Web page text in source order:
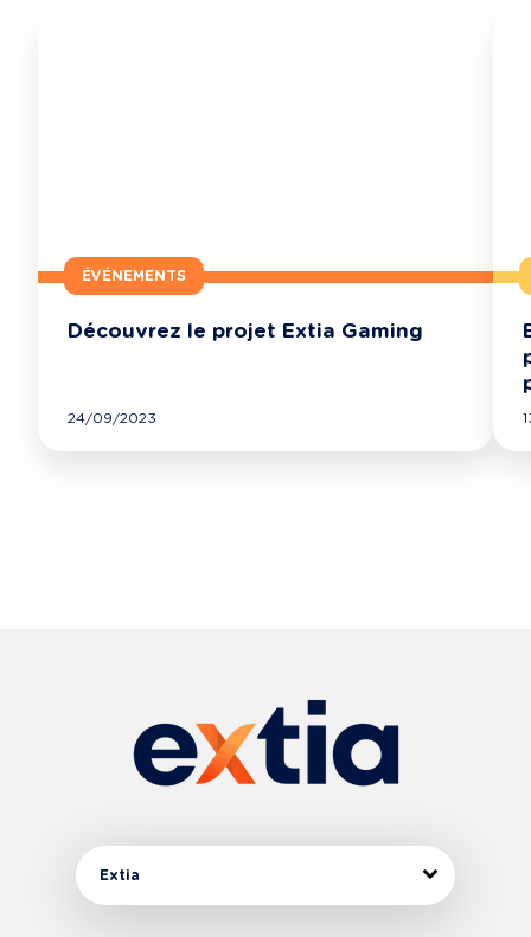
ÉVÉNEMENTS
Découvrez le projet Extia Gaming
24/09/2023
Extia